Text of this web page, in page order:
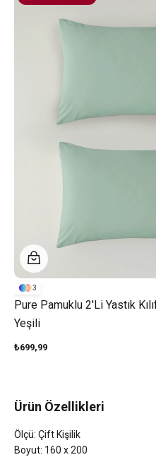
Pure Pamuklu 2'li Yastık
Yeşili
₺699,99
3
Ürün Özellikleri
Ölçü: Çift Kişilik
Boyut: 160 x 200